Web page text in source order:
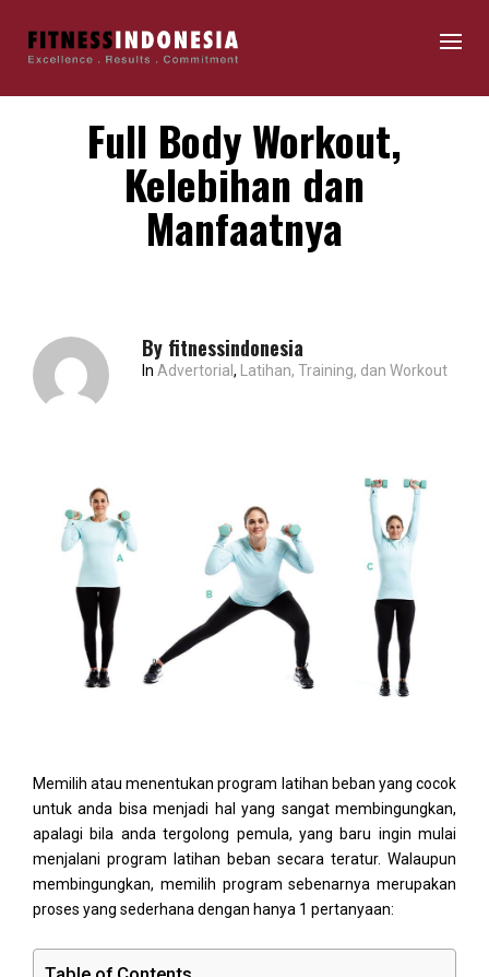
Full Body Workout,
Kelebihan dan
Manfaatnya
By fitnessindonesia
In Advertorial , Latihan, Training, dan Workout
Memilih atau menentukan program latihan beban yang cocok
untuk anda bisa menjadi hal yang sangat membingungkan,
apalagi bila anda tergolong pemula, yang baru ingin mulai
menjalani program latihan beban secara teratur. Walaupun
membingungkan, memilih program sebenarnya merupakan
proses yang sederhana dengan hanya 1 pertanyaan: